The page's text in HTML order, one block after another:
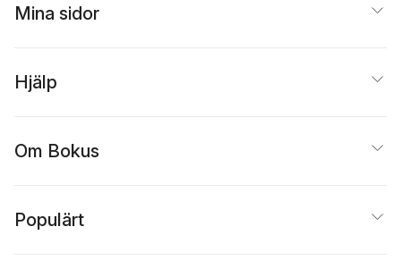
Mina sidor
Hjälp
Om Bokus
Populärt